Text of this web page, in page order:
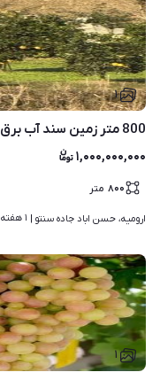
۱
800 متر زمین سند آب ‌برق و…
۱,۰۰۰,۰۰۰,۰۰۰
۸۰۰ متر
ارومیه، حسن اباد جاده سنتو | ۱ هفته پیش
۱